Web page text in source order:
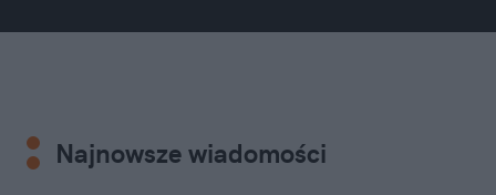
Najnowsze wiadomości